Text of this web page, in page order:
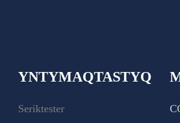
YNTYMAQTASTYQ
Seriktester